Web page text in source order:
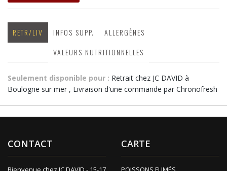
RETR/LIV INFOS SUPP.
ALLERGÈNES
VALEURS NUTRITIONNELLES
Seulement disponible pour : Retrait chez JC DAVID à
Boulogne sur mer , Livraison d'une commande par Chronofresh
CONTACT CARTE